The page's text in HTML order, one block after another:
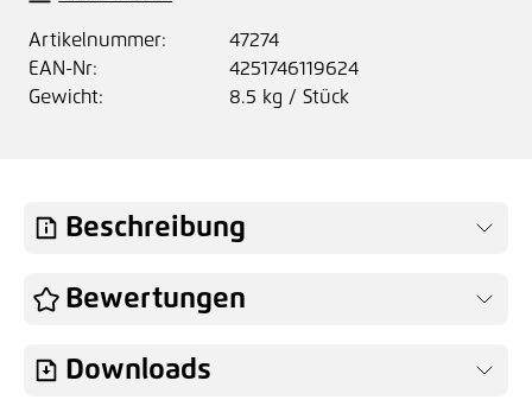
Artikelnummer:
47274
EAN-Nr:
4251746119624
Gewicht:
8.5 kg / Stück
Beschreibung
Bewertungen
Downloads